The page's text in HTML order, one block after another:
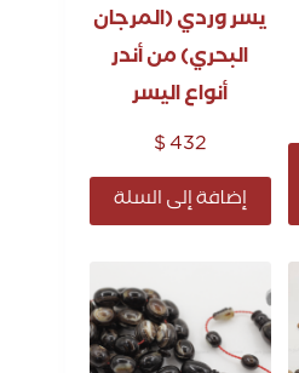
يسر وردي (المرجان
البحري) من أندر
أنواع اليسر
$432
إضافة إلى السلة